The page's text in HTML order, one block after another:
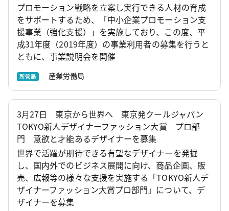
プロモーション戦略を立案し実行できる人材の育成
をサポートするため、「中小企業プロモーション支
援事業（強化支援）」を実施しており、この度、平
成31年度（2019年度）の事業利用者の募集を行うと
ともに、事業説明会を開催
所管局 産業労働局
3月27日 東京から世界へ 東京発クールジャパン
TOKYO新人デザイナーファッション大賞 プロ部
門 意欲と才能あるデザイナーを募集
世界で活躍が期待できる有望なデザイナーを発掘
し、国内外でのビジネス展開に向け、商品企画、販
売、広報等の様々な支援を実施する「TOKYO新人デ
ザイナーファッション大賞プロ部門」について、デ
ザイナーを募集